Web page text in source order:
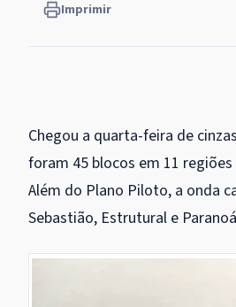
Imprimir
Chegou a quarta-feira de
foram 45 blocos em 11
Além do Plano Piloto, a onda
Sebastião, Estrutural e